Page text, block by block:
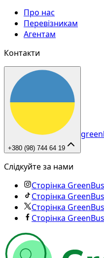
Про нас
Перевізникам
Агентам
Контакти
+380 (98) 744 64 19
Слідкуйте за нами
Сторінка
Сторінка
Сторінка
Сторінка